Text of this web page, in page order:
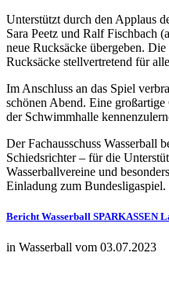
Unterstützt durch den Applaus
Sara Peetz und Ralf Fischbach
neue Rucksäcke übergeben.
Rucksäcke stellvertretend für
Im Anschluss an das Spiel
schönen Abend. Eine
der Schwimmhalle
Der Fachausschuss Wasserball
Schiedsrichter – für die
Wasserballvereine und
Einladung zum Bundesligaspiel.
Bericht Wasserball SPARKASSEN
in Wasserball vom 03.07.2023